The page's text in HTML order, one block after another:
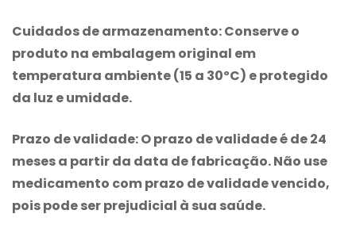
Cuidados de armazenamento: Conserve o
produto na embalagem original em
temperatura ambiente (15 a 30ºC) e protegido
da luz e umidade.
Prazo de validade: O prazo de validade é de 24
meses a partir da data de fabricação. Não use
medicamento com prazo de validade vencido,
pois pode ser prejudicial à sua saúde.